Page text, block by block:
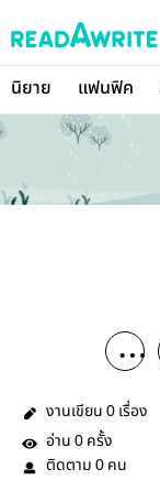
นิยาย แฟนฟิค
งานเขียน 0 เรื่อง
อ่าน 0 ครั้ง
ติดตาม 0 คน